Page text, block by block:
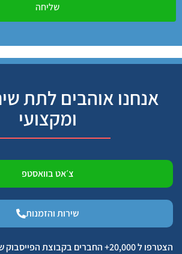
שליחה
אנחנו אוהבים לתת
ומקצועי
צ׳אט בוואסטפ
שירות והזמנות
הצטרפו ל 20,000+ החברים בקבוצת הפייסבוק שלנו ״מטפלים בהורים